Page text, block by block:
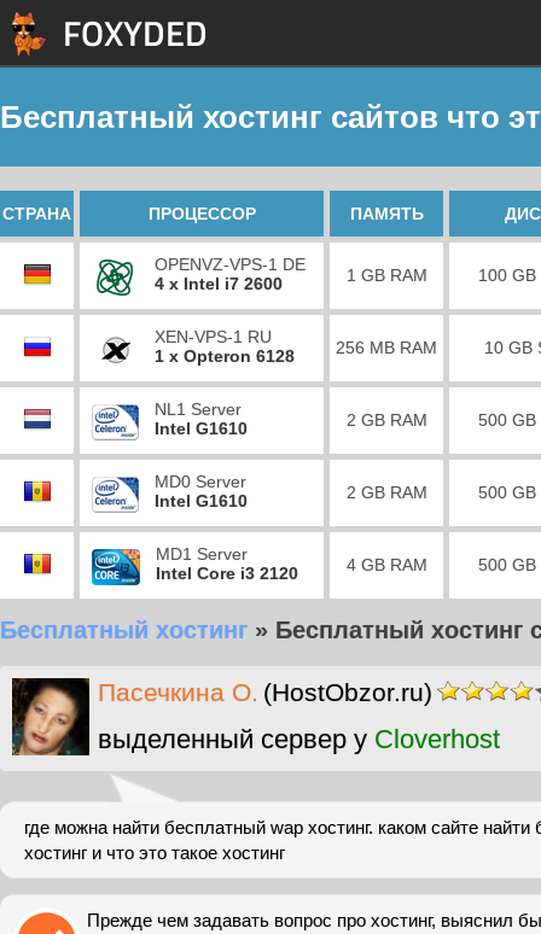
Бесплатный хостинг сайтов что
СТРАНА ПРОЦЕССОР ПАМЯТЬ
OPENVZ-VPS-1 DE
4 x Intel i7 2600
1 GB RAM 100 GB
XEN-VPS-1 RU
1 x Opteron 6128
256 MB RAM 10 GB
NL1 Server
Intel G1610
2 GB RAM 500 GB
MD0 Server
Intel G1610
2 GB RAM 500 GB
MD1 Server
Intel Core i3 2120
4 GB RAM 500 GB
Бесплатный хостинг » Бесплатный хостинг
Пасечкина О. (HostObzor.ru)
выделенный сервер у Cloverhost
где можна найти бесплатный wap хостинг. каком сайте
хостинг и что это такое хостинг
Прежде чем задавать вопрос про хостинг, выяснил